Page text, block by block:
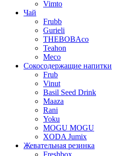
Vimto
Чай
Frubb
Gurieli
THEBOBAco
Teahon
Meco
Сокосодержащие напитки
Frub
Vinut
Basil Seed Drink
Maaza
Rani
Yoku
MOGU MOGU
XODA Jumix
Жевательная резинка
Freshbox